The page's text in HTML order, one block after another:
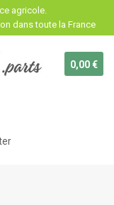
agricole.
dans toute la France
0,00 €